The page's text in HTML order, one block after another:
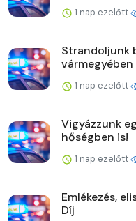
1 nap ezelőtt
Strandoljunk
vármegyében
1 nap ezelőtt
Vigyázzunk
hőségben is!
1 nap ezelőtt
Emlékezés,
Díj